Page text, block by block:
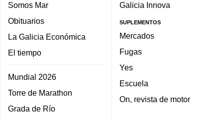
Somos Mar
Obituarios
La Galicia Económica
El tiempo
Mundial 2026
Torre de Marathon
Grada de Río
Galicia Innova
SUPLEMENTOS
Mercados
Fugas
Yes
Escuela
On, revista de motor